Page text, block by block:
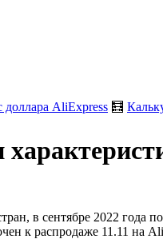
доллара AliExpress 🧮
в сентябре 2022
к распродаже 11.11 на